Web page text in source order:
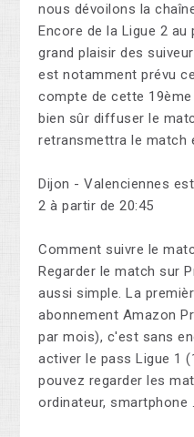
nous dévoilons la
Encore de la Ligue 2
grand plaisir des
est notamment prévu
compte de cette
bien sûr diffuser le
retransmettra le match
Dijon - Valenciennes
2 à partir de 20:45
Comment suivre le
Regarder le match sur
aussi simple. La
abonnement Amazon
par mois), c'est sans
activer le pass Ligue 1
pouvez regarder les
ordinateur, smartphone